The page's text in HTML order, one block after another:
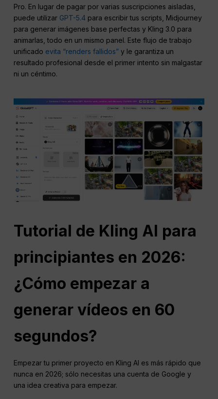
Pro. En lugar de pagar por varias suscripciones aisladas,
puede utilizar GPT-5.4 para escribir tus scripts, Midjourney
para generar imágenes base perfectas y Kling 3.0 para
animarlas, todo en un mismo panel. Este flujo de trabajo
unificado evita “renders fallidos” y le garantiza un
resultado profesional desde el primer intento sin malgastar
ni un céntimo.
Tutorial de Kling AI para
principiantes en 2026:
¿Cómo empezar a
generar vídeos en 60
segundos?
Empezar tu primer proyecto en Kling AI es más rápido que
nunca en 2026; sólo necesitas una cuenta de Google y
una idea creativa para empezar.